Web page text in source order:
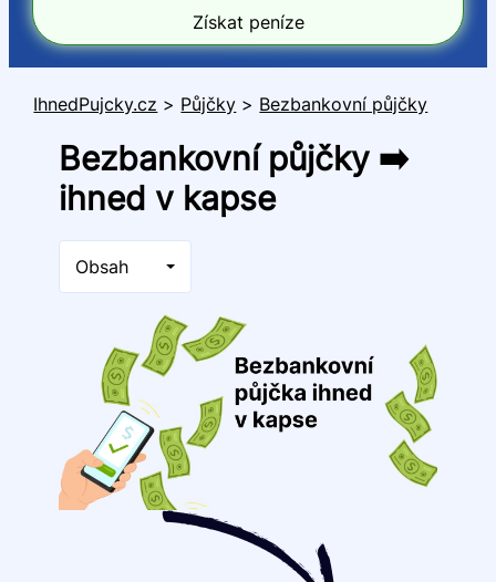
Získat peníze
IhnedPujcky.cz > Půjčky > Bezbankovní půjčky
Bezbankovní půjčky ➡️
ihned v kapse
Obsah